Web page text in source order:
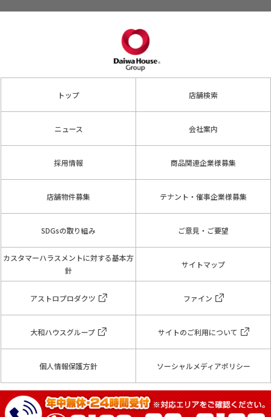
トップ 店舗検索
ニュース 会社案内
採用情報 商品関連企業様募集
店舗物件募集 テナント・催事企業様募集
SDGsの取り組み ご意見・ご要望
カスタマーハラスメントに対する基本方
針
サイトマップ
アストロプロダクツ ファイン
大和ハウスグループ サイトのご利用について
個人情報保護方針 ソーシャルメディアポリシー